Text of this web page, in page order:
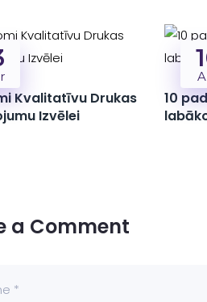
Kvalitatīvu Drukas
Izvēlei
10
a Comment